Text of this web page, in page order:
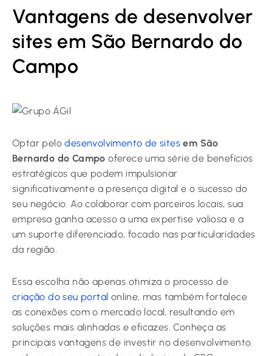
Vantagens de desenvolver
sites em São Bernardo do
Campo
Optar pelodesenvolvimento de sites em São
Bernardo do Campo oferece uma série de benefícios
estratégicos que podem impulsionar
significativamente a presença digital e o sucesso do
seu negócio. Ao colaborar com parceiros locais, sua
empresa ganha acesso a uma expertise valiosa e a
um suporte diferenciado, focado nas particularidades
da região.
Essa escolha não apenas otimiza o processo de
criação do seu portal online, mas também fortalece
as conexões com o mercado local, resultando em
soluções mais alinhadas e eficazes. Conheça as
principais vantagens de investir no desenvolvimento